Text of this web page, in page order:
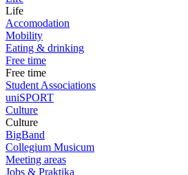
Life
Accomodation
Mobility
Eating & drinking
Free time
Free time
Student Associations
uniSPORT
Culture
Culture
BigBand
Collegium Musicum
Meeting areas
Jobs & Praktika